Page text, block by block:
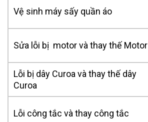
Vệ sinh máy sấy quần áo
Sửa lỗi bị motor và thay thế Motor
Lỗi bị dây Curoa và thay thế dây
Curoa
Lỗi công tắc và thay công tắc